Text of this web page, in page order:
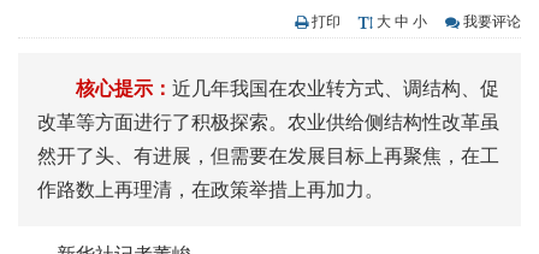
打印
大 中 小 我要评论
核心提示： 近几年我国在农业转方式、调结构、促
改革等方面进行了积极探索。农业供给侧结构性改革虽
然开了头、有进展，但需要在发展目标上再聚焦，在工
作路数上再理清，在政策举措上再加力。